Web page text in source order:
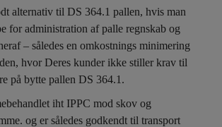
alternativ til DS 364.1 pallen, hvis man
for administration af palle regnskab og
– således en omkostnings minimering
hvor Deres kunder ikke stiller krav til
på bytte pallen DS 364.1.
iht IPPC mod skov og
og er således godkendt til transport